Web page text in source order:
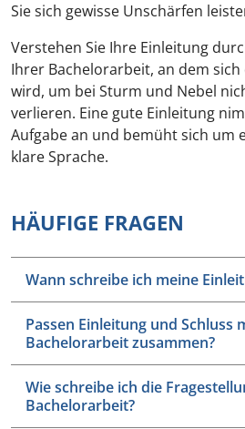
Sie sich gewisse Unschärfen
Verstehen Sie Ihre Einleitung
Ihrer Bachelorarbeit, an dem
wird, um bei Sturm und Nebel
verlieren. Eine gute Einleitung
Aufgabe an und bemüht sich um
klare Sprache.
HÄUFIGE FRAGEN
Wann schreibe ich meine
Passen Einleitung und Schluss
Bachelorarbeit zusammen?
Wie schreibe ich die
Bachelorarbeit?